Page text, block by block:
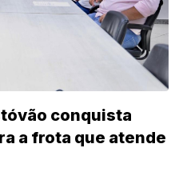
conquista
a frota que atende